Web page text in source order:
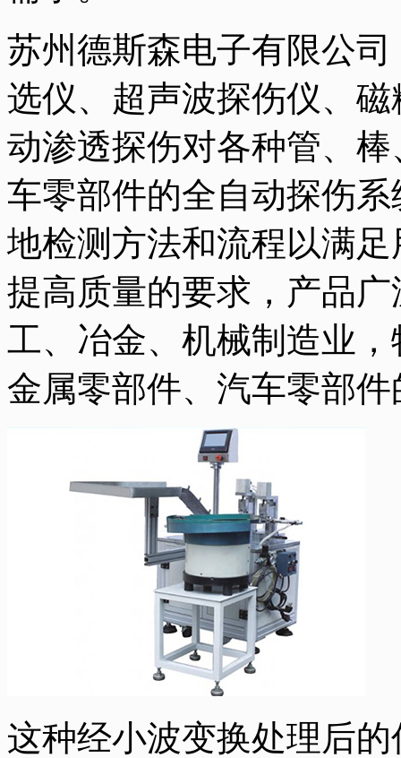
苏州德斯森电子有限公
选仪、超声波探伤仪、
动渗透探伤对各种管、
车零部件的全自动探伤
地检测方法和流程以满
提高质量的要求，产品
工、冶金、机械制造业
金属零部件、汽车零部
这种经小波变换处理后